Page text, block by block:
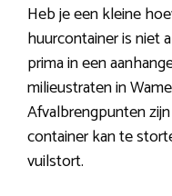
Heb je een kleine
huurcontainer is niet
prima in een
milieustraten in
Afvalbrengpunten
container kan te
vuilstort.